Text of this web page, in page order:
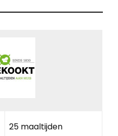
25 maaltijden